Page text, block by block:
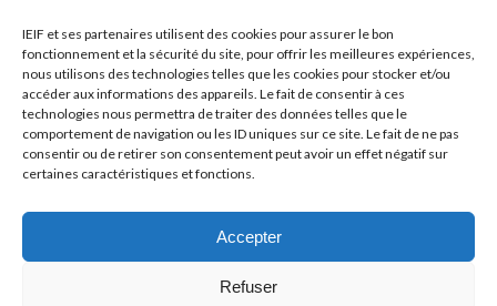
IEIF et ses partenaires utilisent des cookies pour assurer le bon
fonctionnement et la sécurité du site, pour offrir les meilleures expériences,
nous utilisons des technologies telles que les cookies pour stocker et/ou
accéder aux informations des appareils. Le fait de consentir à ces
technologies nous permettra de traiter des données telles que le
comportement de navigation ou les ID uniques sur ce site. Le fait de ne pas
consentir ou de retirer son consentement peut avoir un effet négatif sur
certaines caractéristiques et fonctions.
Accepter
Refuser
Prénom*
E-mail*